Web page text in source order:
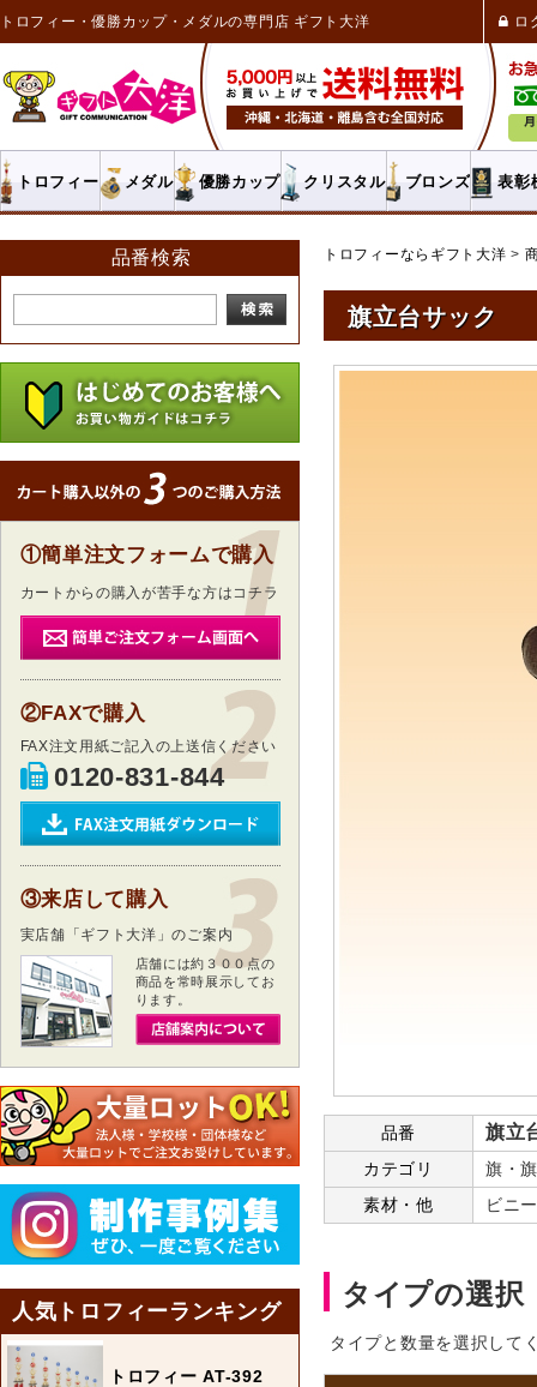
トロフィー・優勝カップ・メダルの専門店 ギフト大洋 ロ
トロフィー メダル 優勝カップ クリスタル ブロンズ 表彰
トロフィーならギフト大洋
旗立台サック
品番 旗立
カテゴリ
旗・
素材・他
ビニ
タイプの選択
タイプと数量を選択して
品番検索
①簡単注文フォームで購入
カートからの購入が苦手な方はコチラ
②FAXで購入
FAX注文用紙ご記入の上送信ください
0120-831-844
③来店して購入
実店舗「ギフト大洋」のご案内
店舗には約３００点の
商品を常時展示してお
ります。
人気トロフィーランキング
トロフィー AT-392